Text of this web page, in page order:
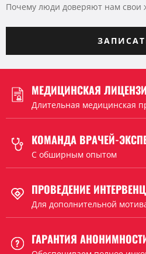
Почему люди доверяют нам свои
МЕДИЦИНСКАЯ
Длительная медицинская
КОМАНДА ВРАЧЕЙ-
C обширным опытом
ПРОВЕДЕНИЕ
Для дополнительной
ГАРАНТИЯ